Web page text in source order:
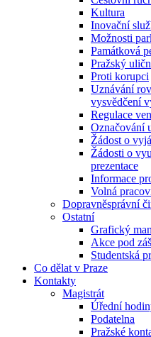
Kultura
Inovační
Možnosti
Památková
Pražský
Proti korupci
Uznávání
vysvědčení
Regulace
Označování
Žádost o
Žádosti o
prezentace
Informace
Volná
Dopravněsprávní
Ostatní
Grafický
Akce pod
Studentská
Co dělat v Praze
Kontakty
Magistrát
Úřední
Podatelna
Pražské